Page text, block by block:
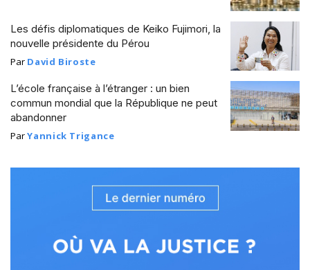
Les défis diplomatiques de Keiko Fujimori, la
nouvelle présidente du Pérou
Par David Biroste
L’école française à l’étranger : un bien
commun mondial que la République ne peut
abandonner
ParYannick Trigance